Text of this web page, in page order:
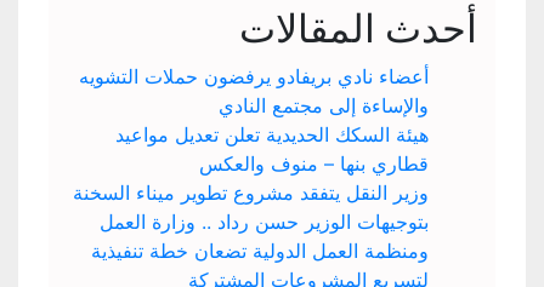
أحدث المقالات
أعضاء نادي بريفادو يرفضون حملات التشويه
والإساءة إلى مجتمع النادي
هيئة السكك الحديدية تعلن تعديل مواعيد
قطاري بنها – منوف والعكس
وزير النقل يتفقد مشروع تطوير ميناء السخنة
بتوجيهات الوزير حسن رداد .. وزارة العمل
ومنظمة العمل الدولية تضعان خطة تنفيذية
لتسريع المشروعات المشتركة